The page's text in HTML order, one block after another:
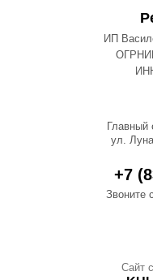
ИП
Главный
ул.
+7
Звоните
Сайт